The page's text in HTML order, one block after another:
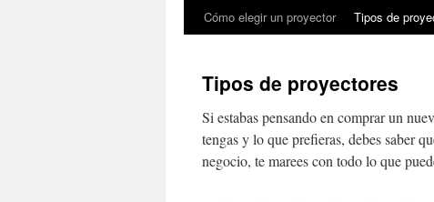
Cómo elegir un proyector Tipos de
Tipos de proyectores
Si estabas pensando en comprar un
tengas y lo que prefieras, debes saber
negocio, te marees con todo lo que